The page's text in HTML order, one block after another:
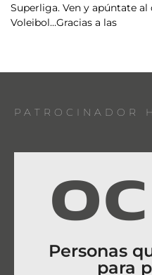
Superliga. Ven y apúntate
Voleibol…Gracias a las
PATROCINADOR
Personas
para